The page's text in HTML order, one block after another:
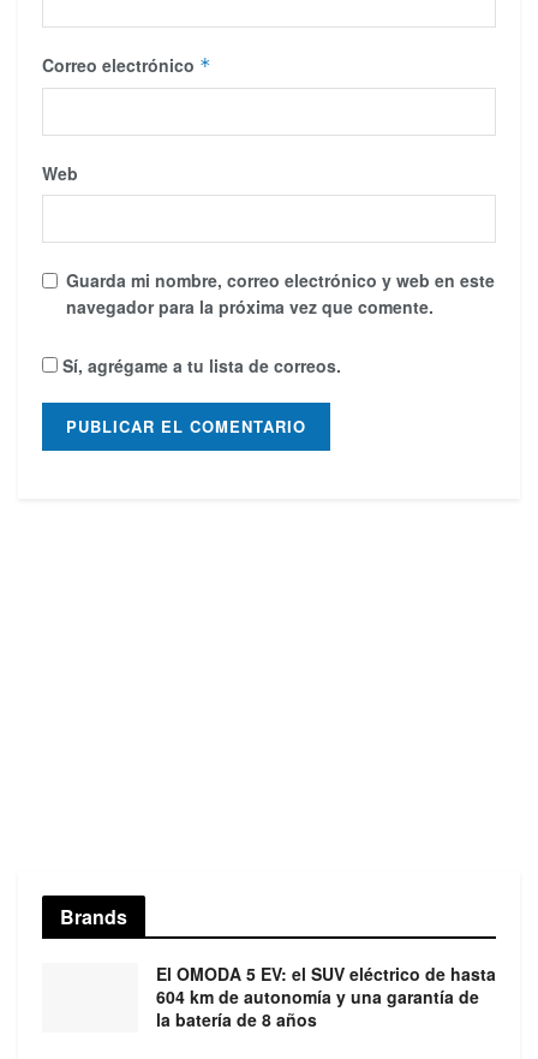
Correo electrónico *
Web
Guarda mi nombre, correo electrónico y web en este
navegador para la próxima vez que comente.
Sí, agrégame a tu lista de correos.
Brands
El OMODA 5 EV: el SUV eléctrico de hasta
604 km de autonomía y una garantía de
la batería de 8 años